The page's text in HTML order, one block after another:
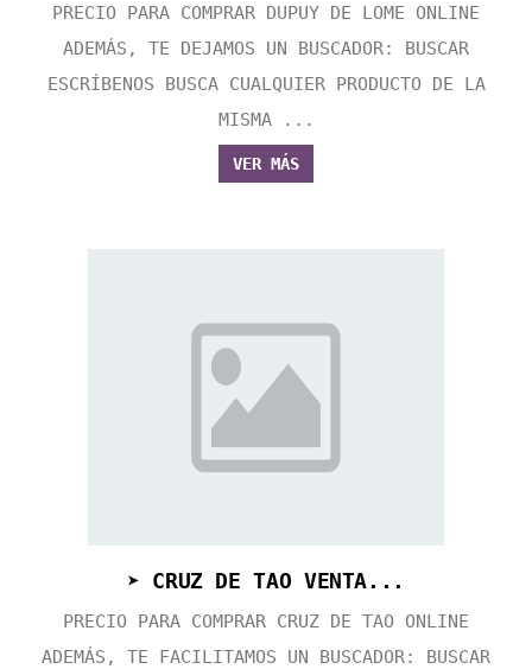
PRECIO PARA COMPRAR DUPUY DE LOME ONLINE
ADEMÁS, TE DEJAMOS UN BUSCADOR: BUSCAR
ESCRÍBENOS BUSCA CUALQUIER PRODUCTO DE LA
MISMA ...
VER MÁS
➤ CRUZ DE TAO VENTA...
PRECIO PARA COMPRAR CRUZ DE TAO ONLINE
ADEMÁS, TE FACILITAMOS UN BUSCADOR: BUSCAR